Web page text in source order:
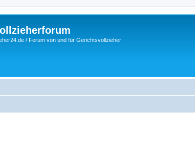
/ Forum von und für Gerichtsvollzieher